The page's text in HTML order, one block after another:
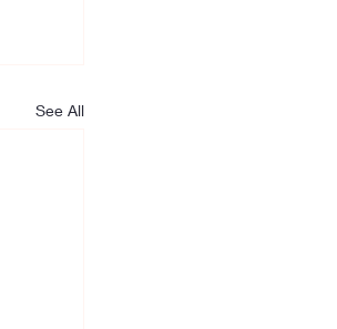
See All